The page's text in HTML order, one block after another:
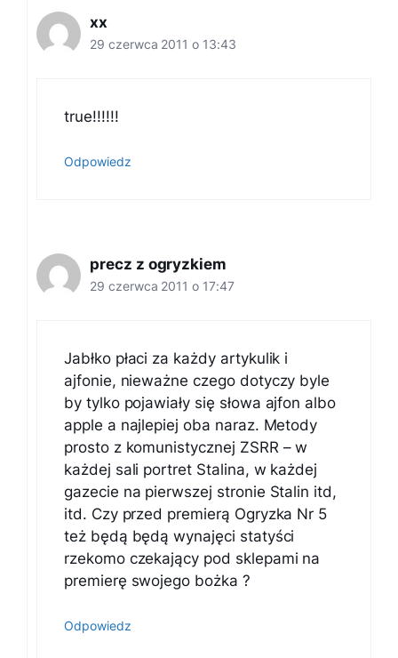
xx
29 czerwca 2011 o 13:43
true!!!!!!
Odpowiedz
precz z ogryzkiem
29 czerwca 2011 o 17:47
Jabłko płaci za każdy artykulik i
ajfonie, nieważne czego dotyczy byle
by tylko pojawiały się słowa ajfon albo
apple a najlepiej oba naraz. Metody
prosto z komunistycznej ZSRR – w
każdej sali portret Stalina, w każdej
gazecie na pierwszej stronie Stalin itd,
itd. Czy przed premierą Ogryzka Nr 5
też będą będą wynajęci statyści
rzekomo czekający pod sklepami na
premierę swojego bożka ?
Odpowiedz